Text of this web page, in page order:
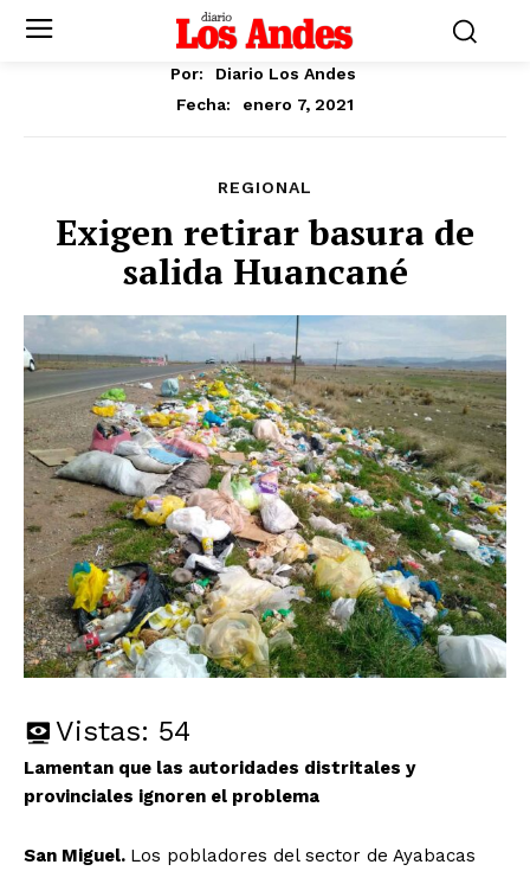
Por:
Diario Los Andes
Fecha:
enero 7, 2021
REGIONAL
Exigen retirar basura de
salida Huancané
Vistas: 54
Lamentan que las autoridades distritales y
provinciales ignoren el problema
San Miguel. Los pobladores del sector de Ayabacas